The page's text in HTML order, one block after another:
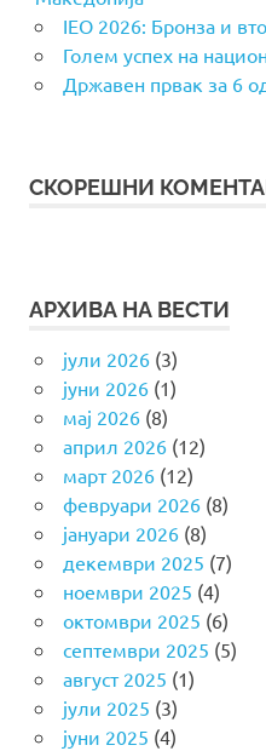
IEO 2026: Бронза и
Голем успех на
Државен првак за 6
СКОРЕШНИ
АРХИВА НА ВЕСТИ
јули 2026(3)
јуни 2026(1)
мај 2026(8)
април 2026(12)
март 2026(12)
февруари 2026(8)
јануари 2026(8)
декември 2025 (7)
ноември 2025 (4)
октомври 2025 (6)
септември 2025 (5)
август 2025 (1)
јули 2025 (3)
јуни 2025 (4)